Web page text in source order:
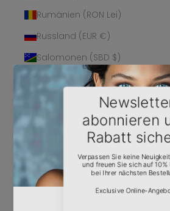
Rumänien (RON Lei)
Russland (EUR €)
Salomonen (SBD $)
Sambia (EUR €)
Samoa (WST T)
San Marino (EUR €)
São Tomé und
Príncipe (STD Db)
Saudi-Arabien (SAR